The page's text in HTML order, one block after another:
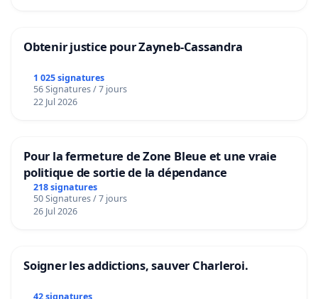
Obtenir justice pour Zayneb-Cassandra
1 025 signatures
56 Signatures / 7 jours
22 Jul 2026
Pour la fermeture de Zone Bleue et une vraie
politique de sortie de la dépendance
218 signatures
50 Signatures / 7 jours
26 Jul 2026
Soigner les addictions, sauver Charleroi.
42 signatures